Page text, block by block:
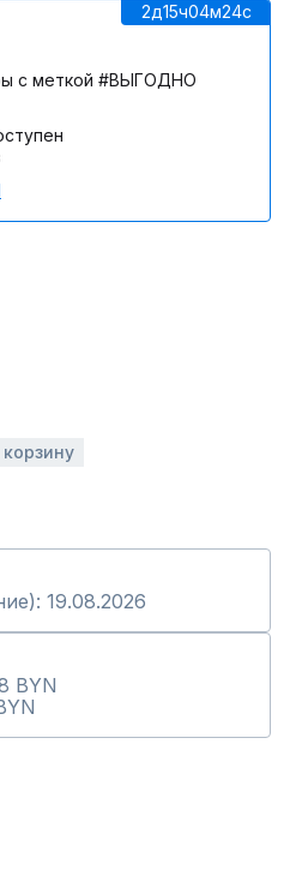
2д15ч04м24c
с меткой #ВЫГОДНО
19.08.2026
BYN